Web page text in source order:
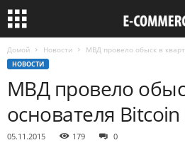
Домой Новости МВД провело обыск в
НОВОСТИ
МВД провело
основателя
05.11.2015 179 0